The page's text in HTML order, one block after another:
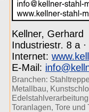
Kellner, Gerhard
Industriestr. 8 a
Internet:
E-Mail:
Branchen:
Metallbau,
Edelstahlverarbeitung
Toranlagen, Tore und